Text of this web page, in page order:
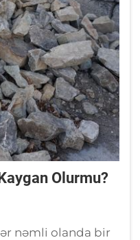
Olurmu?
nəmli olanda bir